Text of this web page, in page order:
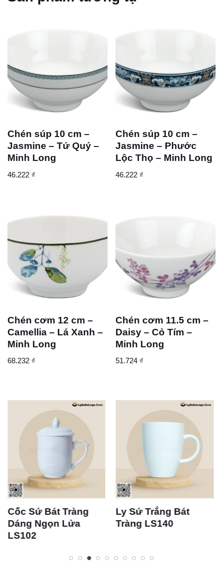
Chén súp 10 cm –
Jasmine – Tứ Quý –
Minh Long
46.222 ₫
Chén súp 10 cm –
Jasmine – Phước
Lộc Thọ – Minh Long
46.222 ₫
Chén cơm 12 cm –
Camellia – Lá Xanh –
Minh Long
68.232 ₫
Chén cơm 11.5 cm –
Daisy – Cỏ Tím –
Minh Long
51.724 ₫
Cốc Sứ Bát Tràng
Dáng Ngọn Lửa
LS102
Ly Sứ Trắng Bát
Tràng LS140